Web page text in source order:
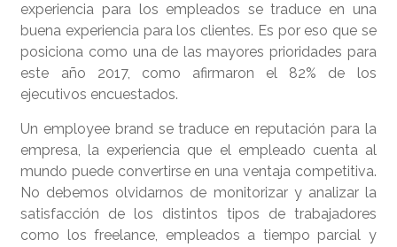
experiencia para los empleados se traduce en una
buena experiencia para los clientes. Es por eso que se
posiciona como una de las mayores prioridades para
este año 2017, como afirmaron el 82% de los
ejecutivos encuestados.
Un employee brand se traduce en reputación para la
empresa, la experiencia que el empleado cuenta al
mundo puede convertirse en una ventaja competitiva.
No debemos olvidarnos de monitorizar y analizar la
satisfacción de los distintos tipos de trabajadores
como los freelance, empleados a tiempo parcial y